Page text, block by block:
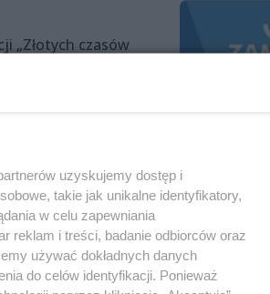
„Złotych czasów
muzyki
który ponad
dyrektora
muzyczną,
ilością śpiewu
uznać dzieło braci
2026
11 sierpnia
Zamek
uzyskujemy dostęp i
takie jak unikalne identyfikatory,
w celu zapewniania
reklam i treści, badanie odbiorców oraz
używać dokładnych danych
do celów identyfikacji. Ponieważ